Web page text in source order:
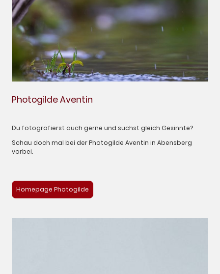
Photogilde Aventin
Du fotografierst auch gerne und suchst gleich Gesinnte?
Schau doch mal bei der Photogilde Aventin in Abensberg
vorbei.
Homepage Photogilde